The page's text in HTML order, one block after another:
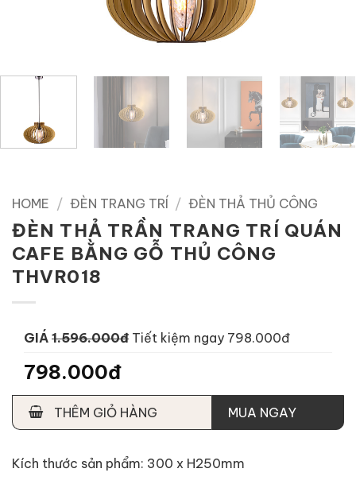
HOME / ĐÈN TRANG TRÍ / ĐÈN THẢ THỦ CÔNG
ĐÈN THẢ TRẦN TRANG TRÍ QUÁN
CAFE BẰNG GỖ THỦ CÔNG
THVR018
GIÁ 1.596.000đ Tiết kiệm ngay 798.000đ
798.000đ
THÊM GIỎ HÀNG MUA NGAY
Kích thước sản phẩm: 300 x H250mm